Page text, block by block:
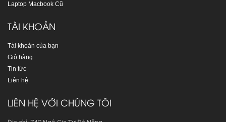
Laptop Macbook Cũ
TÀI KHOẢN
Tài khoản của bạn
Giỏ hàng
Tin tức
Liên hệ
LIÊN HỆ VỚI CHÚNG TÔI